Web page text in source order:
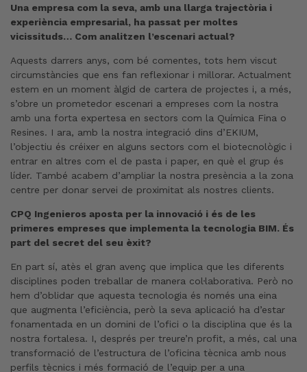
Una empresa com la seva, amb una llarga trajectòria i
experiència empresarial, ha passat per moltes
vicissituds… Com analitzen l’escenari actual?
Aquests darrers anys, com bé comentes, tots hem viscut
circumstàncies que ens fan reflexionar i millorar. Actualment
estem en un moment àlgid de cartera de projectes i, a més,
s’obre un prometedor escenari a empreses com la nostra
amb una forta expertesa en sectors com la Química Fina o
Resines. I ara, amb la nostra integració dins d’EKIUM,
l’objectiu és créixer en alguns sectors com el biotecnològic i
entrar en altres com el de pasta i paper, en què el grup és
líder. També acabem d’ampliar la nostra presència a la zona
centre per donar servei de proximitat als nostres clients.
CPQ Ingenieros aposta per la innovació i és de les
primeres empreses que implementa la tecnologia BIM. És
part del secret del seu èxit?
En part sí, atès el gran avenç que implica que les diferents
disciplines poden treballar de manera col·laborativa. Però no
hem d’oblidar que aquesta tecnologia és només una eina
que augmenta l’eficiència, però la seva aplicació ha d’estar
fonamentada en un domini de l’ofici o la disciplina que és la
nostra fortalesa. I, després per treure’n profit, a més, cal una
transformació de l’estructura de l’oficina tècnica amb nous
perfils tècnics i més formació de l’equip per a una